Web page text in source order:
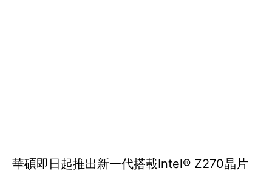
華碩即日起推出新一代搭載Intel® Z270晶片